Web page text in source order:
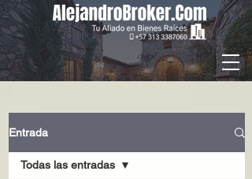
Entrada
Todas las entradas